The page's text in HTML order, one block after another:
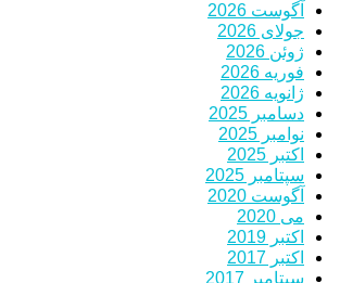
آگوست 2026
جولای 2026
ژوئن 2026
فوریه 2026
ژانویه 2026
دسامبر 2025
نوامبر 2025
اکتبر 2025
سپتامبر 2025
آگوست 2020
می 2020
اکتبر 2019
اکتبر 2017
سپتامبر 2017